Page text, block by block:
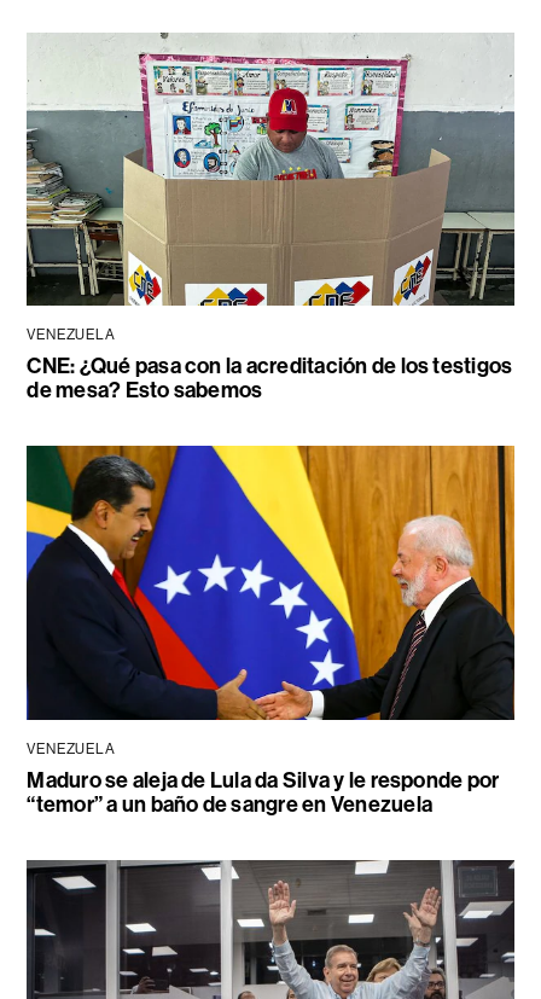
VENEZUELA
CNE: ¿Qué pasa con la acreditación de los testigos
de mesa? Esto sabemos
VENEZUELA
Maduro se aleja de Lula da Silva y le responde por
“temor” a un baño de sangre en Venezuela